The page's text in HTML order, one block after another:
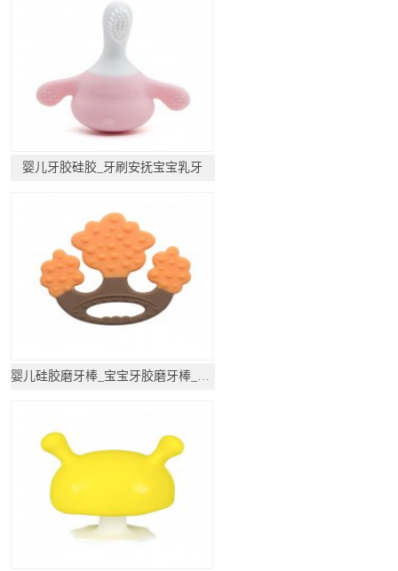
婴儿牙胶硅胶_牙刷安抚宝宝乳牙
婴儿硅胶磨牙棒_宝宝牙胶磨牙棒_咬咬玩具用品